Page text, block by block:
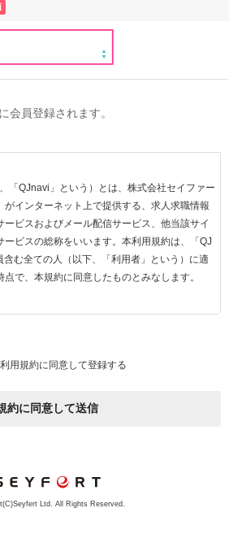
会員登録されます。
「QJnavi」という）とは、株式会社セイファー
がインターネット上で提供する、求人求職情報
ビスおよびメール配信サービス、他当該サイ
ービスの総称をいいます。本利用規約は、「QJ
む全ての人（以下、「利用者」という）に適
で、本規約に同意したものとみなします。
際に必要な費用（通信料等）は全て利用者負担
約をよく読み、自己の意思および責任をもって
に関する契約を締結した事業者のことをいいま
利用規約に同意して登録する
約に同意して送信
Ltd. All Rights Reserved.